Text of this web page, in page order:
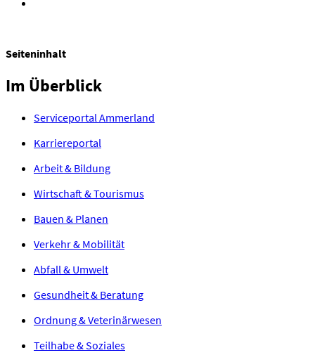
Seiteninhalt
Im Überblick
Serviceportal Ammerland
Karriereportal
Arbeit & Bildung
Wirtschaft & Tourismus
Bauen & Planen
Verkehr & Mobilität
Abfall & Umwelt
Gesundheit & Beratung
Ordnung & Veterinärwesen
Teilhabe & Soziales